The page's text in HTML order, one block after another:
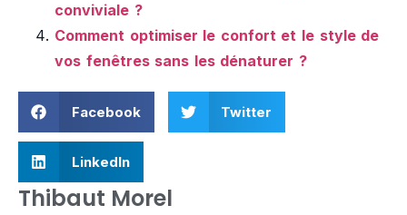
conviviale ?
Comment optimiser le confort et le style de
vos fenêtres sans les dénaturer ?
Facebook Twitter
LinkedIn
Thibaut Morel